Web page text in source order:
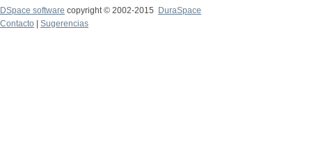
DSpace software copyright © 2002-2015
DuraSpace
Contacto
Sugerencias